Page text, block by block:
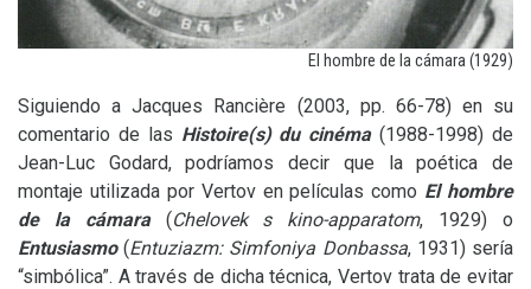
El hombre de la cámara (1929)
Siguiendo a Jacques Rancière (2003, pp. 66-78) en su
comentario de las Histoire(s) du cinéma(1988-1998) de
Jean-Luc Godard, podríamos decir que la poética de
montaje utilizada por Vertov en películas como El hombre
de la cámara(Chelovek s kino-apparatom, 1929) o
Entusiasmo(Entuziazm: Simfoniya Donbassa, 1931) sería
“simbólica”. A través de dicha técnica, Vertov trata de evitar